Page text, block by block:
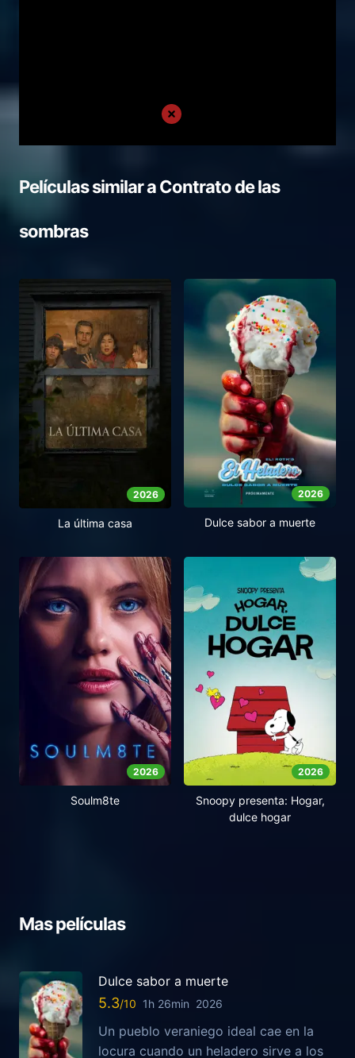
Películas similar aContrato de las
sombras
2026
La última casa
2026
Dulce sabor a muerte
2026
Soulm8te
2026
Snoopy presenta: Hogar,
dulce hogar
Mas películas
Dulce sabor a muerte
5.3 1h 26min 2026
Un pueblo veraniego ideal cae en la
locura cuando un heladero sirve a los